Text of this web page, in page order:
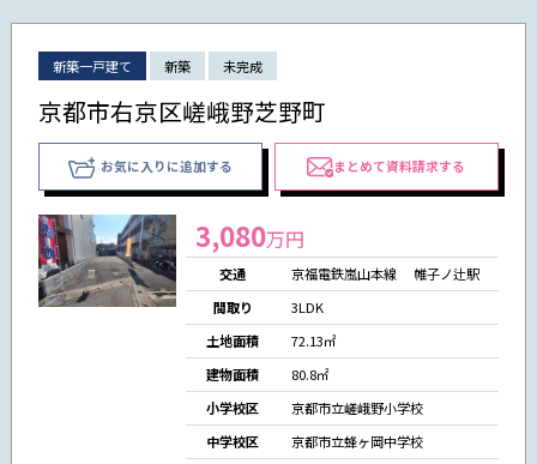
新築一戸建て 新築 未完成
京都市右京区嵯峨野芝野町
お気に入りに追加する まとめて資料請求する
3,080万円
交通
京福電鉄嵐山本線 帷子ノ辻駅
間取り
3LDK
土地面積
72.13㎡
建物面積
80.8㎡
小学校区
京都市立嵯峨野小学校
中学校区
京都市立蜂ヶ岡中学校